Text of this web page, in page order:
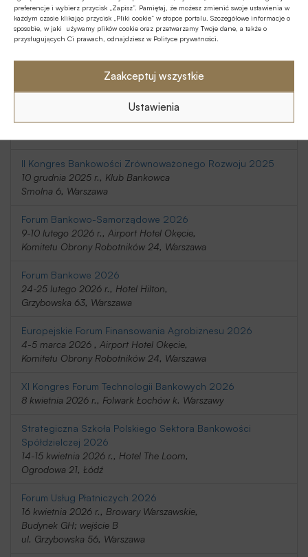
preferencje i wybierz przycisk „Zapisz”. Pamiętaj, że możesz zmienić swoje ustawienia w
każdym czasie klikając przycisk „Pliki cookie” w stopce portalu. Szczegółowe informacje o
sposobie, w jaki używamy plików cookie oraz przetwarzamy Twoje dane, a także o
przysługujących Ci prawach, odnajdziesz w Polityce prywatności.
Zaakceptuj wszystkie
Ustawienia
20-21 listopada 2025 r., Holiday Inn
Telimeny 1, Józefów
Belwederska 23, Warszawa
9 grudnia 2025 r., Novotel Centrum,
II Kongres Bankowości Zrównoważonego Rozwoju 2025
10 grudnia 2025 r., Klub Bankowca
Smolna 6, Warszawa
Forum Bankowo-Samorządowe 2026
9-10 lutego 2026 r., Airport Hotel Okęcie,
Komitetu Obrony Robotników 24, Warszawa
Forum Bankowe 2026
24-25 lutego 2026 r., Hotel Hilton,
Grzybowska 63, Warszawa
Europejskie Forum Finansowania Agrobiznesu 2026
4-5 marca 2026 , Airport Hotel Okęcie,
Komitetu Obrony Robotników 24, Warszawa
XI Kongres Forum Technologii Bankowych 2026
8 kwietnia 2026 r., Folwark Łochów k. Warszawy
Strategiczna Szkoła Polskiego Sektora Bankowości
Spółdzielczej 2026
14-15 kwietnia 2026 r., Hotel The Loom,
Ogrodowa 21, Łódź
Forum Usług Płatniczych 2026
16 kwietnia 2026 r., Browary Warszawskie,
Budynek GH; wejście B
ul. Grzybowska 56, Warszawa